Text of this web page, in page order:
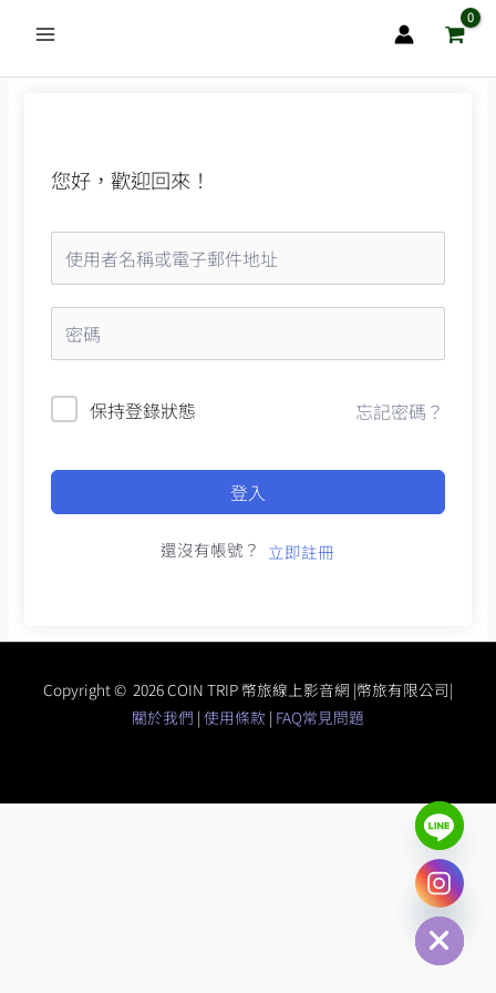
主
您好，歡迎回來！
保持登錄狀態 忘記密碼？
登入
還沒有帳號？ 立即註冊
Copyright © 2026 COIN TRIP 幣旅線上影音網 |幣旅有限公司|
關於我們 | 使用條款 | FAQ常見問題
Hide
chaty